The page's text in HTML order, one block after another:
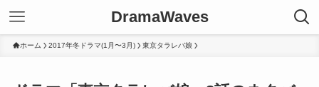
DramaWaves
ホーム 2017年冬ドラマ(1月〜3月) 東京タラレバ娘